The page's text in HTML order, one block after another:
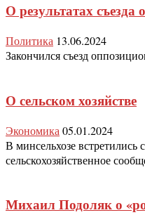
О результатах
Политика 13.06.2024
Закончился съезд
О сельском хозяйстве
Экономика 05.01.2024
В минсельхозе встретились
сельскохозяйственное
Михаил Подоляк о